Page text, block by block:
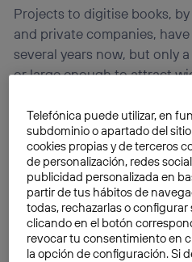
Projects to digitise books,
and private companies,
several years now, but only
or large enough to attract
minority, because Norway’s
proposedto digitise all of
refers to the collection that
but even so, it will include
books.
The size of the project is
legislation, which requires
Telefónica puede utilizar, en
subdominio o apartado del
cookies propias y de terceros
de personalización, redes
publicidad personalizada en
partir de tus hábitos de
todas, rechazarlas o
clicando en el botón
revocar tu consentimiento en
la opción de configuración. Si